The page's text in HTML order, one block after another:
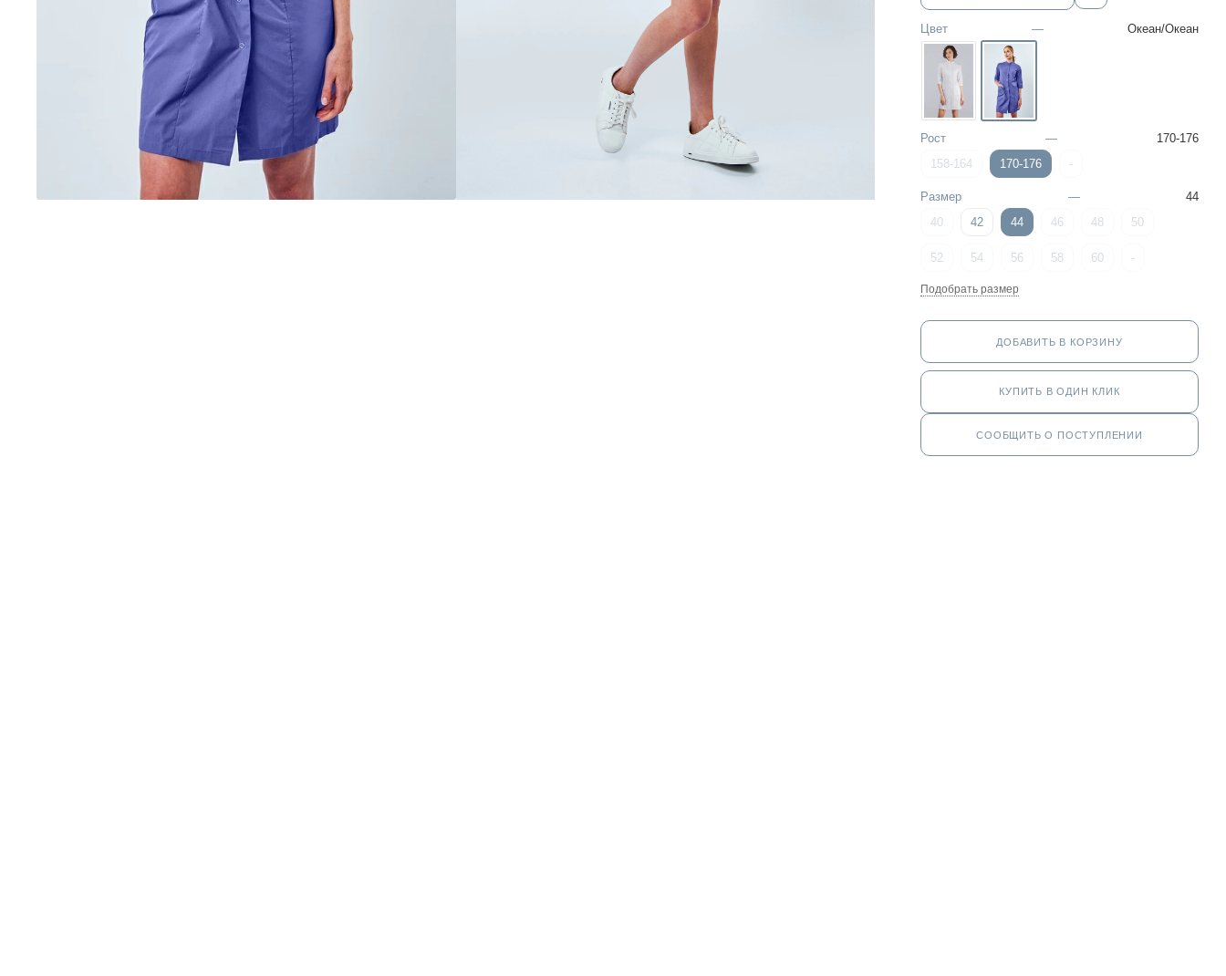
Цвет — Океан/Океан
Рост —
170-176
158-164
170-176 -
Размер —
44
40
42 44 46 48 50
52 54 56 58 60 -
Подобрать размер
ДОБАВИТЬ В КОРЗИНУ
КУПИТЬ В ОДИН КЛИК
СООБЩИТЬ О ПОСТУПЛЕНИИ